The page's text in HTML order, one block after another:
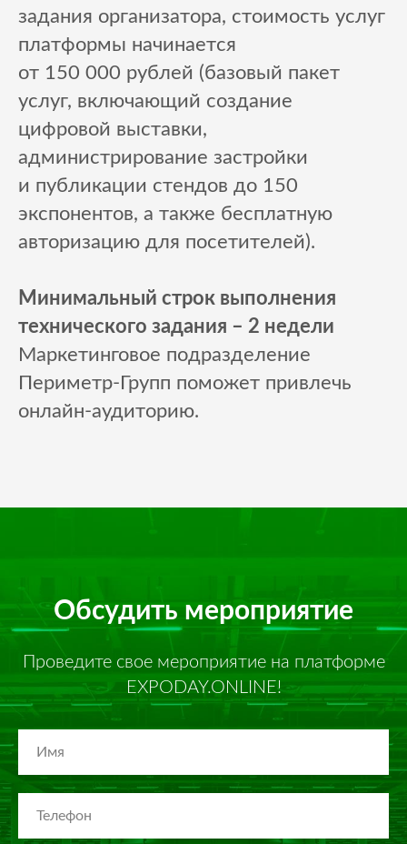
задания организатора, стоимость услуг
платформы начинается
от 150 000 рублей (базовый пакет
услуг, включающий создание
цифровой выставки,
администрирование застройки
и публикации стендов до 150
экспонентов, а также бесплатную
авторизацию для посетителей).
Минимальный строк выполнения
технического задания – 2 недели
Маркетинговое подразделение
Периметр-Групп поможет привлечь
онлайн-аудиторию.
Обсудить мероприятие
Проведите свое мероприятие на платформе
EXPODAY.ONLINE!